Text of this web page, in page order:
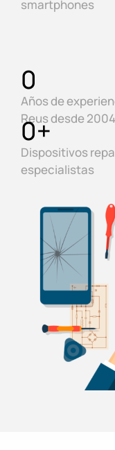
smartphones
Años de
Reus desde 2004
0
Dispositivos
especialistas
0+